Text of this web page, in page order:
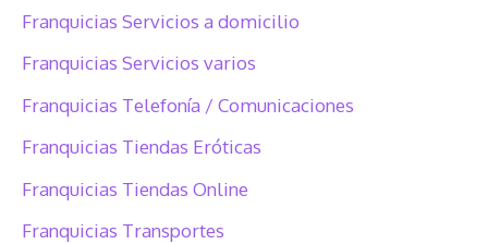
Franquicias Servicios a domicilio
Franquicias Servicios varios
Franquicias Telefonía / Comunicaciones
Franquicias Tiendas Eróticas
Franquicias Tiendas Online
Franquicias Transportes